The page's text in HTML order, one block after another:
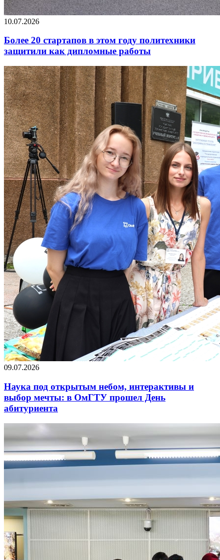
10.07.2026
Более 20 стартапов в этом году политехники
защитили как дипломные работы
09.07.2026
Наука под открытым небом, интерактивы и
выбор мечты: в ОмГТУ прошел День
абитуриента